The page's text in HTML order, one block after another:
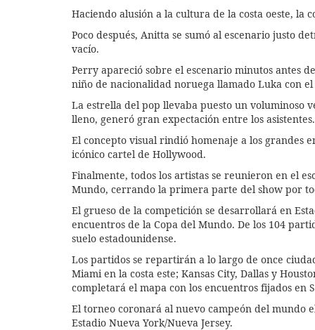
Haciendo alusión a la cultura de la costa oeste, la
Poco después, Anitta se sumó al escenario justo
vacío.
Perry apareció sobre el escenario minutos antes
niño de nacionalidad noruega llamado Luka con el
La estrella del pop llevaba puesto un voluminoso
lleno, generó gran expectación entre los asistentes.
El concepto visual rindió homenaje a los grandes
icónico cartel de Hollywood.
Finalmente, todos los artistas se reunieron en el
Mundo, cerrando la primera parte del show por
El grueso de la competición se desarrollará en
encuentros de la Copa del Mundo. De los 104
suelo estadounidense.
Los partidos se repartirán a lo largo de once
Miami en la costa este; Kansas City, Dallas y
completará el mapa con los encuentros fijados en
El torneo coronará al nuevo campeón del mundo
Estadio Nueva York/Nueva Jersey.